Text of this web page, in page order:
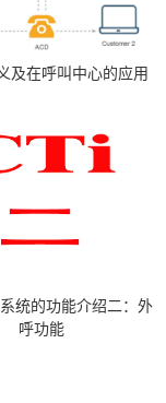
及在呼叫中心的应用
统的功能介绍二：外
呼功能